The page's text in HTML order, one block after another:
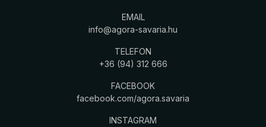
EMAIL
info@agora-savaria.hu
TELEFON
+36 (94) 312 666
FACEBOOK
facebook.com/agora.savaria
INSTAGRAM